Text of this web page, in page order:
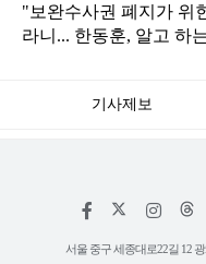
"보완수사권 폐지가 위
라니... 한동훈, 알고 하
기사제보
페
스
인
타
서울 중구 세종대로22길 12